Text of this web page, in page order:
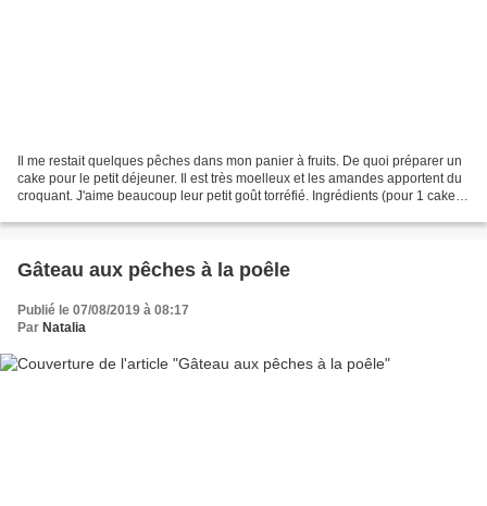
Il me restait quelques pêches dans mon panier à fruits. De quoi préparer un
cake pour le petit déjeuner. Il est très moelleux et les amandes apportent du
croquant. J'aime beaucoup leur petit goût torréfié. Ingrédients (pour 1 cake
Gâteau aux pêches à la poêle
Publié le 07/08/2019 à 08:17
Par Natalia